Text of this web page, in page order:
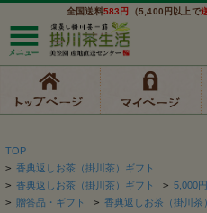
全国送料583円 （5,400円以上で
TOP
> 香典返しお茶（掛川茶）ギフト
> 香典返しお茶（掛川茶）ギフト > 5,000
> 贈答品・ギフト > 香典返しお茶（掛川茶